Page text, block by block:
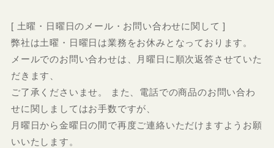
[ 土曜・日曜日のメール・お問い合わせに関して ]
弊社は土曜・日曜日は業務をお休みとなっております。
メールでのお問い合わせは、月曜日に順次返答させていた
だきます、
ご了承くださいませ。 また、電話での商品のお問い合わ
せに関しましてはお手数ですが、
月曜日から金曜日の間で再度ご連絡いただけますようお願
いいたします。